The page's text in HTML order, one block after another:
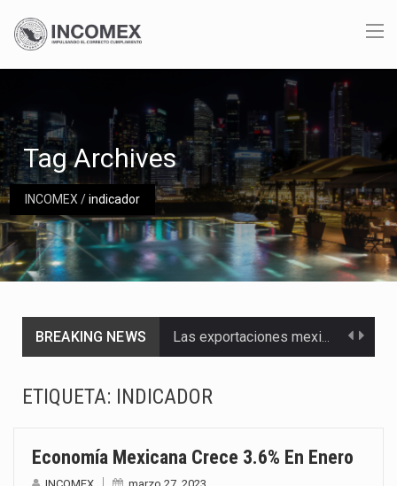
INCOMEX/indicador
Tag Archives
BREAKING NEWS Las exportaciones mexicanas de vehículos ligeros disminuyeron 9.67 % en julio a tasa anual, alcanzando…
Solo el 17.8 % de las empresas en México se considera totalmente preparada para la…
ETIQUETA: INDICADOR
Economía Mexicana Crece 3.6% En Enero